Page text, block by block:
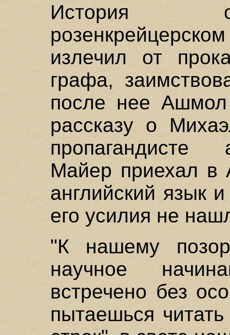
История
излечил от
графа,
после нее Ашмол
рассказу о
пропагандисте
Майер приехал в
английский язык
его усилия не
"К нашему
научное
встречено без
пытаешься